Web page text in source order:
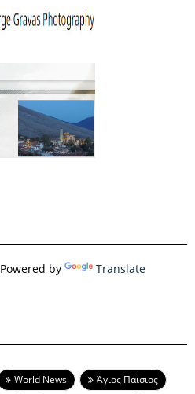
Powered by Translate
World News
Άγιος Παϊσιος